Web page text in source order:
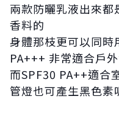
兩款防曬乳液出來
香料的
身體那枝更可以同時
PA+++ 非常適合戶
而SPF30 PA++適合
管燈也可產生黑色素